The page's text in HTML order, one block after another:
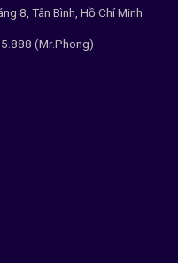
8, Tân Bình, Hồ Chí Minh
(Mr.Phong)